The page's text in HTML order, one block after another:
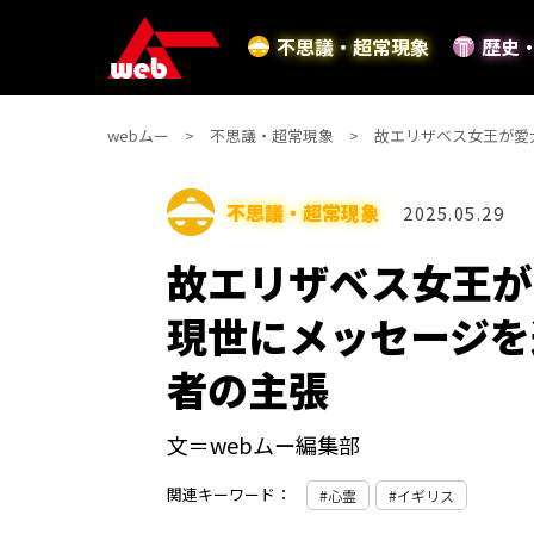
不思議・超常現象 歴史
webムー 不思議・超常現象 故エリザベス女王が
不思議・超常現象 2025.05.29
故エリザベス女王
現世にメッセージ
者の主張
文＝webムー編集部
関連キーワード： 心霊 イギリス